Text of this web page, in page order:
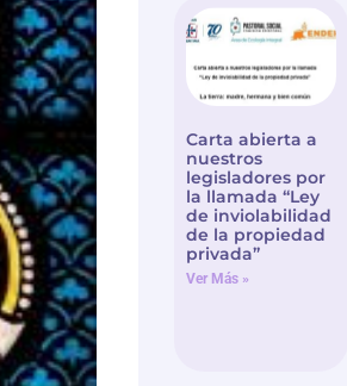
Carta abierta a
nuestros
legisladores por
la llamada “Ley
de inviolabilidad
de la propiedad
privada”
Ver Más »